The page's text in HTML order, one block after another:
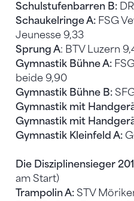
Schulstufenbarren B:
Schaukelringe A: FSG
Jeunesse 9,33
Sprung A: BTV Luzern
Gymnastik Bühne A:
beide 9,90
Gymnastik Bühne B:
Gymnastik mit
Gymnastik mit
Gymnastik Kleinfeld A:
Die Disziplinensieger
am Start)
Trampolin A: STV